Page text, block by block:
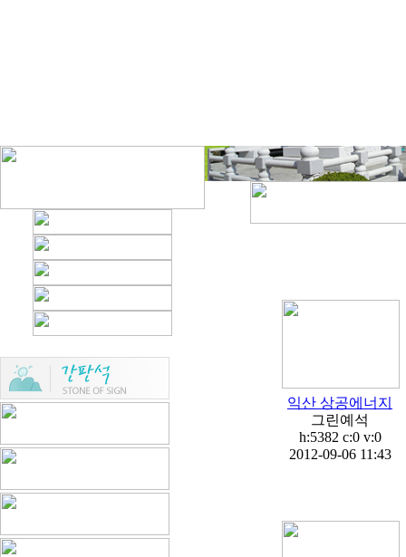
익산 상공에너지
그린예석
h:5382 c:0 v:0
2012-09-06 11:43